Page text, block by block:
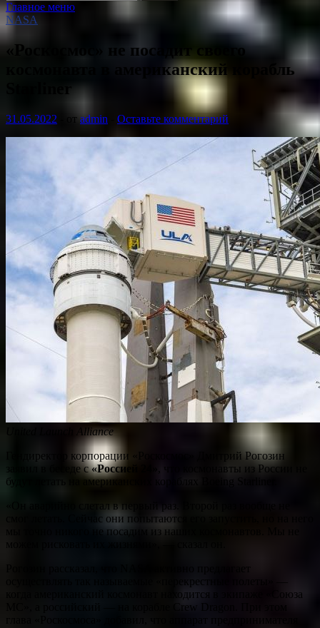
Главное меню
NASA
«Роскосмос» не посадит своего
космонавта в американский корабль
Starliner
31.05.2022 от admin Оставьте комментарий
United Launch Alliance
Гендиректор корпорации «Роскосмос» Дмитрий Рогозин
заявил в беседе с«Россией 24»
, что космонавты из России не
будут летать на американских кораблях Boeing Starliner.
«Он аварийно слетал в первый раз. Второй раз вообще не
смог летать. Сейчас они попытаются его запустить, но на него
мы точно никого не посадим из наших космонавтов. Мы не
осуществлять так называемые «перекрестные полеты» —
когда американский космонавт находится в экипаже «Союза
МС», а российский — на корабле Crew Dragon. При этом